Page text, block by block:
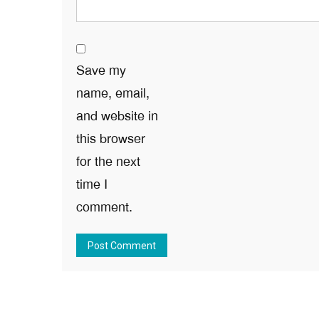
Save my
name, email,
and website in
this browser
for the next
time I
comment.